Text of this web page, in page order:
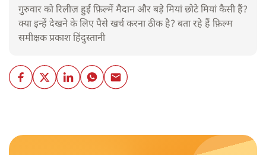
गुरुवार को रिलीज़ हुई फ़िल्में मैदान और बड़े मियां छोटे मियां कैसी हैं?
क्या इन्हें देखने के लिए पैसे खर्च करना ठीक है? बता रहे हैं फ़िल्म
समीक्षक प्रकाश हिंदुस्तानी